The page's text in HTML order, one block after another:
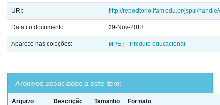
URI: http://repositorio.ifam.edu.br/jspui/
Data do documento: 29-Nov-2018
Aparece nas coleções: MPET - Produto educacional
Arquivos associados a este item:
Arquivo Descrição Tamanho Formato